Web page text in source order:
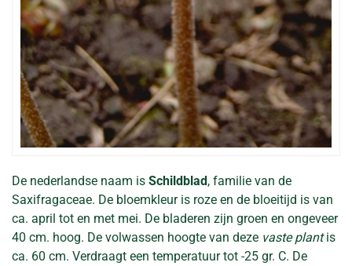
De nederlandse naam is Schildblad, familie van de
Saxifragaceae. De bloemkleur is roze en de bloeitijd is van
ca. april tot en met mei. De bladeren zijn groen en ongeveer
40 cm. hoog. De volwassen hoogte van deze vaste plantis
ca. 60 cm. Verdraagt een temperatuur tot -25 gr. C. De